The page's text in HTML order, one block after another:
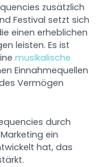
zusätzlich
Festival setzt sich
einen erheblichen
leisten. Es ist
musikalische
Einnahmequellen
Vermögen
durch
ein
hat, das